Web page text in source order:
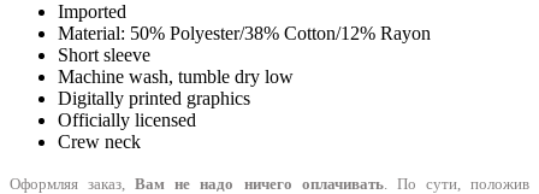
Imported
Material: 50% Polyester/38% Cotton/12% Rayon
Short sleeve
Machine wash, tumble dry low
Digitally printed graphics
Officially licensed
Crew neck
Оформляя заказ,Вам не надо ничего оплачивать. По сути, положив